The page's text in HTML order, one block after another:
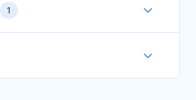
1